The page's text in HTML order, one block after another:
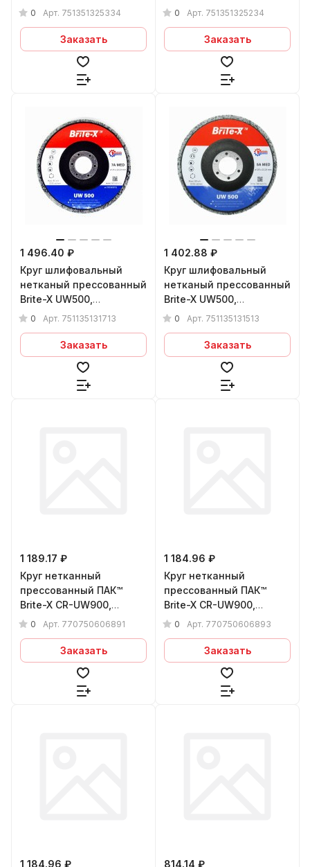
125х12х22,23 мм, 3S FIN
0 Арт. 751351325334
Заказать
125х12х22,23 мм, 2S FIN
0 Арт. 751351325234
Заказать
1 496.40 ₽
Круг шлифовальный
нетканый прессованный
Brite-X UW500,
125х12х22,23 мм, 7A MED
0 Арт. 751135131713
Заказать
1 402.88 ₽
Круг шлифовальный
нетканый прессованный
Brite-X UW500,
125х12х22,23 мм, 5A MED
0 Арт. 751135131513
Заказать
1 189.17 ₽
Круг нетканный
прессованный ПАК™
Brite-X CR-UW900,
Сeramic, Ø75х6x6 мм,
0 Арт. 770750606891
Заказать
1 184.96 ₽
Круг нетканный
прессованный ПАК™
Brite-X CR-UW900,
Сeramic, Ø75х6x6 мм, 8C
0 Арт. 770750606893
Заказать
1 184.96 ₽ 814.14 ₽